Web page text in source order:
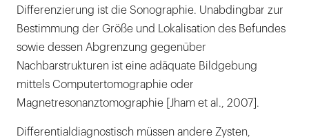
Differenzierung ist die Sonographie. Unabdingbar zur
Bestimmung der Größe und Lokalisation des Befundes
sowie dessen Abgrenzung gegenüber
Nachbarstrukturen ist eine adäquate Bildgebung
mittels Computertomographie oder
Magnetresonanztomographie [Jham et al., 2007].
Differentialdiagnostisch müssen andere Zysten,